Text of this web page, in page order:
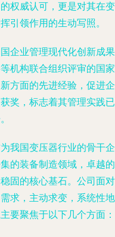
权威认可，更是对其在
引领作用的生动写照。
企业管理现代化创新成
机构联合组织评审的国
方面的先进经验，促进
奖，标志着其管理实践
我国变压器行业的骨干
的装备制造领域，卓越
固的核心基石。公司面
求，主动求变，系统性
要聚焦于以下几个方面：